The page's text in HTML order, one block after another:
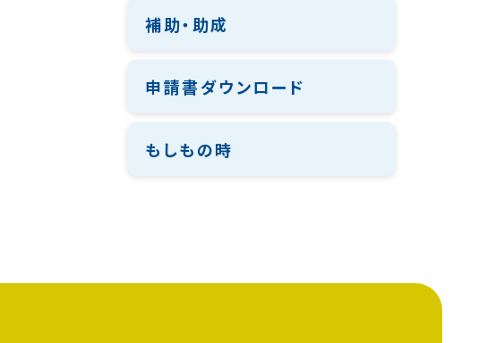
補助・助成
申請書ダウンロード
もしもの時